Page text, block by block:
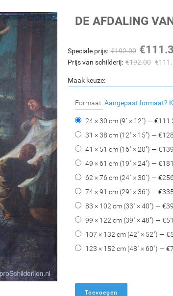
DE AFDALING
Speciale prijs: €192.00 €
Prijs van schilderij: €192.00 €
Maak keuze:
Formaat: Aangepast formaat?
24 × 30 cm (9" × 12") — €
31 × 38 cm (12" × 15") — €
41 × 51 cm (16" × 20") — €
49 × 61 cm (19" × 24") — €
62 × 76 cm (24" × 30") — €
74 × 91 cm (29" × 36") — €
83 × 102 cm (33" × 40") — €
99 × 122 cm (39" × 48") — €
107 × 132 cm (42" × 52") — €
123 × 152 cm (48" × 60") — €